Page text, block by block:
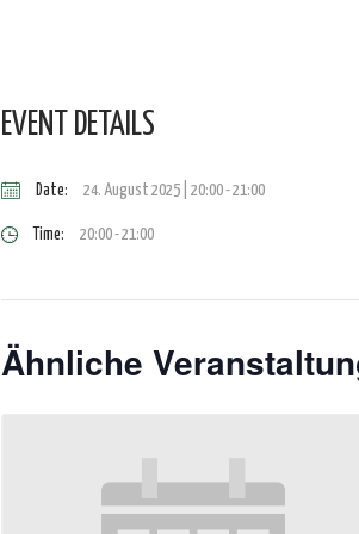
EVENT DETAILS
Date: 24. August 2025 | 20:00-21:00
Time: 20:00 - 21:00
Ähnliche